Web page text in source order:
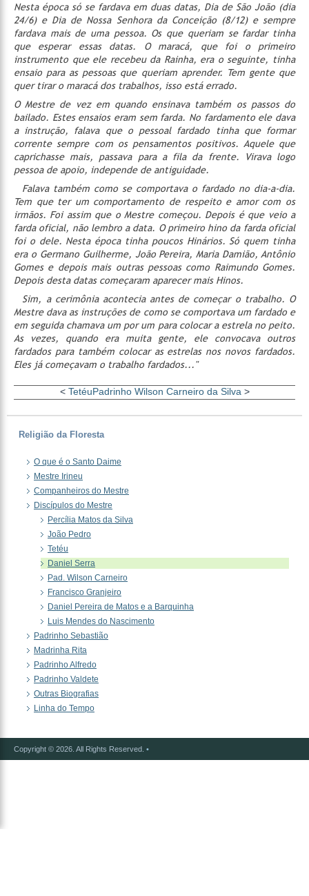
Nesta época só se fardava em duas datas, Dia de São João (dia
24/6) e Dia de Nossa Senhora da Conceição (8/12) e sempre
fardava mais de uma pessoa. Os que queriam se fardar tinha
que esperar essas datas. O maracá, que foi o primeiro
instrumento que ele recebeu da Rainha, era o seguinte, tinha
ensaio para as pessoas que queriam aprender. Tem gente que
quer tirar o maracá dos trabalhos, isso está errado.
O Mestre de vez em quando ensinava também os passos do
bailado. Estes ensaios eram sem farda. No fardamento ele dava
a instrução, falava que o pessoal fardado tinha que formar
corrente sempre com os pensamentos positivos. Aquele que
caprichasse mais, passava para a fila da frente. Virava logo
pessoa de apoio, independe de antiguidade.
Falava também como se comportava o fardado no dia-a-dia.
Tem que ter um comportamento de respeito e amor com os
irmãos. Foi assim que o Mestre começou. Depois é que veio a
farda oficial, não lembro a data. O primeiro hino da farda oficial
foi o dele. Nesta época tinha poucos Hinários. Só quem tinha
era o Germano Guilherme, João Pereira, Maria Damião, Antônio
Gomes e depois mais outras pessoas como Raimundo Gomes.
Depois desta datas começaram aparecer mais Hinos.
Sim, a cerimônia acontecia antes de começar o trabalho. O
Mestre dava as instruções de como se comportava um fardado e
em seguida chamava um por um para colocar a estrela no peito.
As vezes, quando era muita gente, ele convocava outros
fardados para também colocar as estrelas nos novos fardados.
Eles já começavam o trabalho fardados..."
< TetéuPadrinho Wilson Carneiro da Silva >
Religião da Floresta
O que é o Santo Daime
Mestre Irineu
Companheiros do Mestre
Discípulos do Mestre
Percília Matos da Silva
João Pedro
Tetéu
Daniel Serra
Pad. Wilson Carneiro
Francisco Granjeiro
Daniel Pereira de Matos e a Barquinha
Luis Mendes do Nascimento
Padrinho Sebastião
Madrinha Rita
Padrinho Alfredo
Padrinho Valdete
Outras Biografias
Linha do Tempo
Copyright © 2026. All Rights Reserved. •